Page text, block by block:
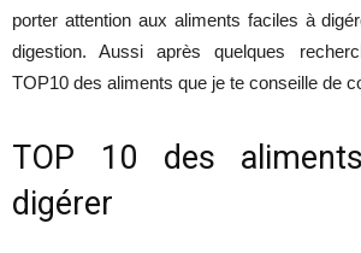
porter attention aux aliments faciles à
digestion. Aussi après quelques
TOP10 des aliments que je te conseille de
TOP 10 des
digérer